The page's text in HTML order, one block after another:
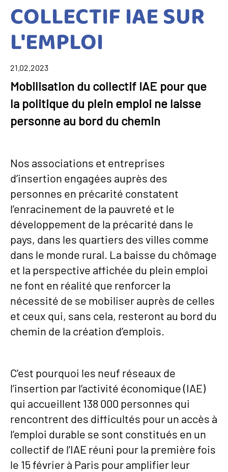
COLLECTIF IAE SUR
L'EMPLOI
21.02.2023
Mobilisation du collectif IAE pour que
la politique du plein emploi ne laisse
personne au bord du chemin
Nos associations et entreprises
d’insertion engagées auprès des
personnes en précarité constatent
l’enracinement de la pauvreté et le
développement de la précarité dans le
pays, dans les quartiers des villes comme
dans le monde rural. La baisse du chômage
et la perspective affichée du plein emploi
ne font en réalité que renforcer la
nécessité de se mobiliser auprès de celles
et ceux qui, sans cela, resteront au bord du
chemin de la création d’emplois.
C’est pourquoi les neuf réseaux de
l’insertion par l’activité économique (IAE)
qui accueillent 138 000 personnes qui
rencontrent des difficultés pour un accès à
l’emploi durable se sont constitués en un
collectif de l’IAE réuni pour la première fois
le 15 février à Paris pour amplifier leur